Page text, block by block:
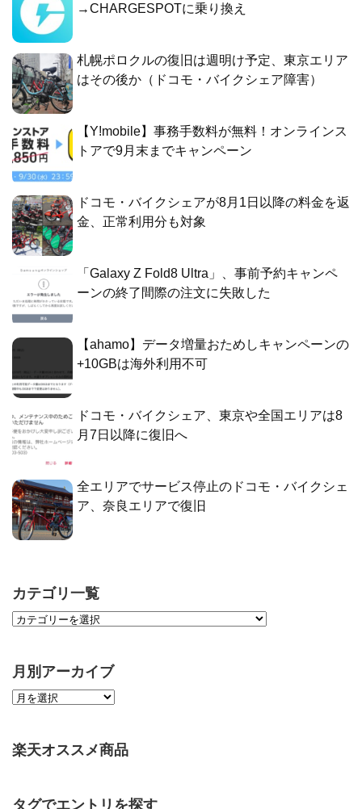
→CHARGESPOTに乗り換え
札幌ポロクルの復旧は週明け予定、東京エリア
はその後か（ドコモ・バイクシェア障害）
【Y!mobile】事務手数料が無料！オンラインス
トアで9月末までキャンペーン
ドコモ・バイクシェアが8月1日以降の料金を返
金、正常利用分も対象
「Galaxy Z Fold8 Ultra」、事前予約キャンペ
ーンの終了間際の注文に失敗した
【ahamo】データ増量おためしキャンペーンの
+10GBは海外利用不可
ドコモ・バイクシェア、東京や全国エリアは8
月7日以降に復旧へ
全エリアでサービス停止のドコモ・バイクシェ
ア、奈良エリアで復旧
カテゴリ一覧
月別アーカイブ
楽天オススメ商品
タグでエントリを探す